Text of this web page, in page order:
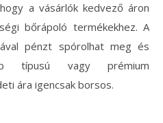
a vásárlók kedvező áron
bőrápoló termékekhez. A
pénzt spórolhat meg és
típusú vagy prémium
ára igencsak borsos.